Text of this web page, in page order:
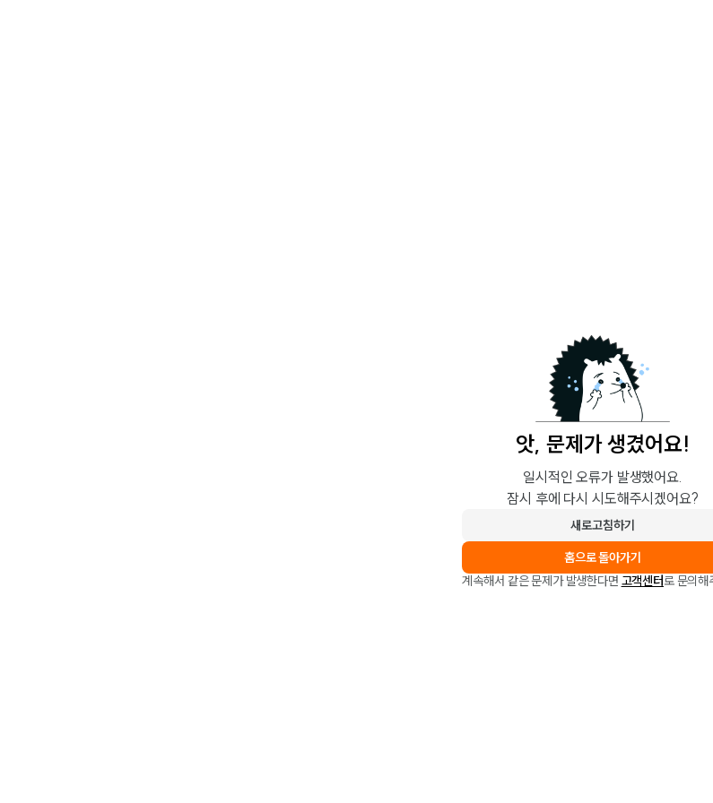
앗, 문제가 생겼어요!
일시적인 오류가 발생했어요.
잠시 후에 다시 시도해주시겠어요?
새로고침하기
홈으로 돌아가기
계속해서 같은 문제가 발생한다면 고객센터로 문의해